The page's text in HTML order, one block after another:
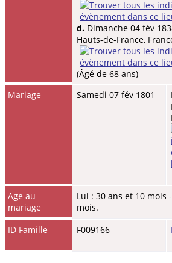
d. Dimanche 04 fév
Hauts-de-France,
(Âgé de 68 ans)
Mariage
Samedi 07 fév 1801
Age au
mariage
Lui : 30 ans et 10 mois
mois.
ID Famille
F009166